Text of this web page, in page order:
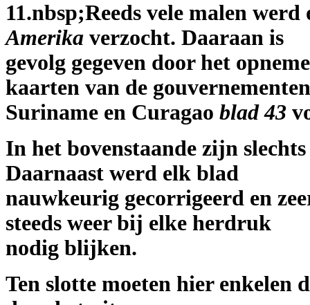
11.nbsp;Reeds vele malen
Amerika verzocht. Daaraan is
gevolg gegeven door het
kaarten van de gouvernementen
Suriname en Curagao blad 43
In het bovenstaande zijn
Daarnaast werd elk blad
nauwkeurig gecorrigeerd en
steeds weer bij elke herdruk
nodig blijken.
Ten slotte moeten hier enkelen